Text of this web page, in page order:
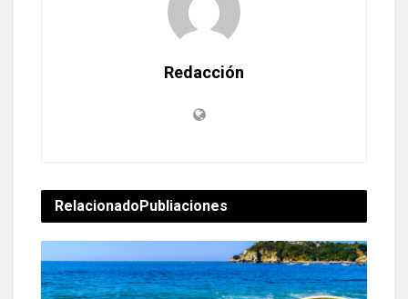
Redacción
Relacionado Publiaciones